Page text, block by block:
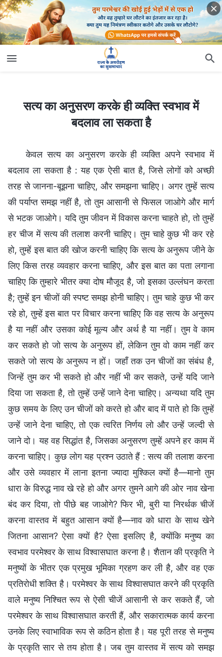
सत्य का अनुसरण करके ही व्यक्ति स्वभाव में बदलाव ला सकता है
सत्य का अनुसरण करके ही व्यक्ति स्वभाव में
बदलाव ला सकता है
केवल सत्य का अनुसरण करके ही व्यक्ति अपने स्वभाव में
बदलाव ला सकता है : यह एक ऐसी बात है, जिसे लोगों को अच्छी
तरह से जानना-बूझना चाहिए, और समझना चाहिए। अगर तुम्हें सत्य
की पर्याप्त समझ नहीं है, तो तुम आसानी से फिसल जाओगे और मार्ग
से भटक जाओगे। यदि तुम जीवन में विकास करना चाहते हो, तो तुम्हें
हर चीज में सत्य की तलाश करनी चाहिए। तुम चाहे कुछ भी कर रहे
हो, तुम्हें इस बात की खोज करनी चाहिए कि सत्य के अनुरूप जीने के
लिए किस तरह व्यवहार करना चाहिए, और इस बात का पता लगाना
चाहिए कि तुम्हारे भीतर क्या दोष मौजूद है, जो इसका उल्लंघन करता
है; तुम्हें इन चीजों की स्पष्ट समझ होनी चाहिए। तुम चाहे कुछ भी कर
रहे हो, तुम्हें इस बात पर विचार करना चाहिए कि वह सत्य के अनुरूप
है या नहीं और उसका कोई मूल्य और अर्थ है या नहीं। तुम वे काम
कर सकते हो जो सत्य के अनुरूप हों, लेकिन तुम वो काम नहीं कर
सकते जो सत्य के अनुरूप न हों। जहाँ तक उन चीजों का संबंध है,
जिन्हें तुम कर भी सकते हो और नहीं भी कर सकते, उन्हें यदि जाने
दिया जा सकता है, तो तुम्हें उन्हें जाने देना चाहिए। अन्यथा यदि तुम
कुछ समय के लिए उन चीजों को करते हो और बाद में पाते हो कि तुम्हें
उन्हें जाने देना चाहिए, तो एक त्वरित निर्णय लो और उन्हें जल्दी से
जाने दो। यह वह सिद्धांत है, जिसका अनुसरण तुम्हें अपने हर काम में
करना चाहिए। कुछ लोग यह प्रश्न उठाते हैं : सत्य की तलाश करना
और उसे व्यवहार में लाना इतना ज्यादा मुश्किल क्यों है—मानो तुम
धारा के विरुद्ध नाव खे रहे हो और अगर तुमने आगे की ओर नाव खेना
बंद कर दिया, तो पीछे बह जाओगे? फिर भी, बुरी या निरर्थक चीजें
करना वास्तव में बहुत आसान क्यों है—नाव को धारा के साथ खेने
जितना आसान? ऐसा क्यों है? ऐसा इसलिए है, क्योंकि मनुष्य का
स्वभाव परमेश्वर के साथ विश्वासघात करना है। शैतान की प्रकृति ने
मनुष्यों के भीतर एक प्रमुख भूमिका ग्रहण कर ली है, और वह एक
प्रतिरोधी शक्ति है। परमेश्वर के साथ विश्वासघात करने की प्रकृति
वाले मनुष्य निश्चित रूप से ऐसी चीजें आसानी से कर सकते हैं, जो
परमेश्वर के साथ विश्वासघात करती हैं, और सकारात्मक कार्य करना
उनके लिए स्वाभाविक रूप से कठिन होता है। यह पूरी तरह से मनुष्य
के प्रकृति सार से तय होता है। जब तुम वास्तव में सत्य को समझ